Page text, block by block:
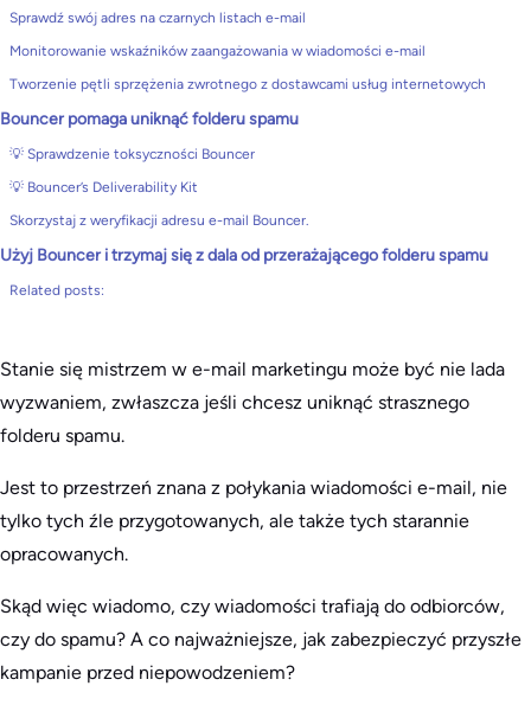
Sprawdź swój adres na czarnych listach e-mail
Monitorowanie wskaźników zaangażowania w wiadomości e-mail
Tworzenie pętli sprzężenia zwrotnego z dostawcami usług internetowych
Bouncer pomaga uniknąć folderu spamu
💡 Sprawdzenie toksyczności Bouncer
💡 Bouncer’s Deliverability Kit
Skorzystaj z weryfikacji adresu e-mail Bouncer.
Użyj Bouncer i trzymaj się z dala od przerażającego folderu spamu
Related posts:
Stanie się mistrzem w e-mail marketingu może być nie lada
wyzwaniem, zwłaszcza jeśli chcesz uniknąć strasznego
folderu spamu.
Jest to przestrzeń znana z połykania wiadomości e-mail, nie
tylko tych źle przygotowanych, ale także tych starannie
opracowanych.
Skąd więc wiadomo, czy wiadomości trafiają do odbiorców,
czy do spamu? A co najważniejsze, jak zabezpieczyć przyszłe
kampanie przed niepowodzeniem?